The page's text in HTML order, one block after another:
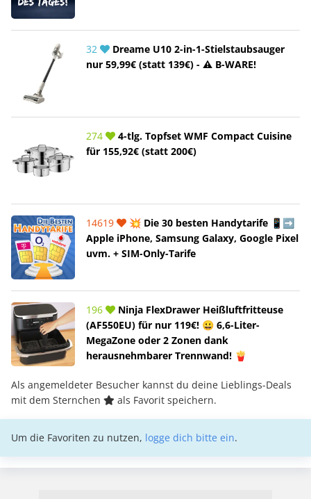
32
Dreame U10 2-in-1-Stielstaubsauger
nur 59,99€ (statt 139€) - ⚠️ B-WARE!
274
4-tlg. Topfset WMF Compact Cuisine
für 155,92€ (statt 200€)
14619
💥 Die 30 besten Handytarife 📱➡️
Apple iPhone, Samsung Galaxy, Google Pixel
uvm. + SIM-Only-Tarife
196
Ninja FlexDrawer Heißluftfritteuse
(AF550EU) für nur 119€! 😀 6,6-Liter-
MegaZone oder 2 Zonen dank
herausnehmbarer Trennwand! 🍟
Als angemeldeter Besucher kannst du deine Lieblings-Deals
mit dem Sternchen
als Favorit speichern.
Um die Favoriten zu nutzen, logge dich bitte ein.